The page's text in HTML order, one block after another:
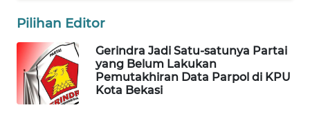
Pilihan Editor
Gerindra Jadi Satu-satunya Partai
yang Belum Lakukan
Pemutakhiran Data Parpol di KPU
Kota Bekasi
LPKKI
LKKI